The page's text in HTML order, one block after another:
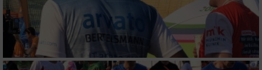
IAB-Besonderheiten:
Verwendung genauer Standortdaten